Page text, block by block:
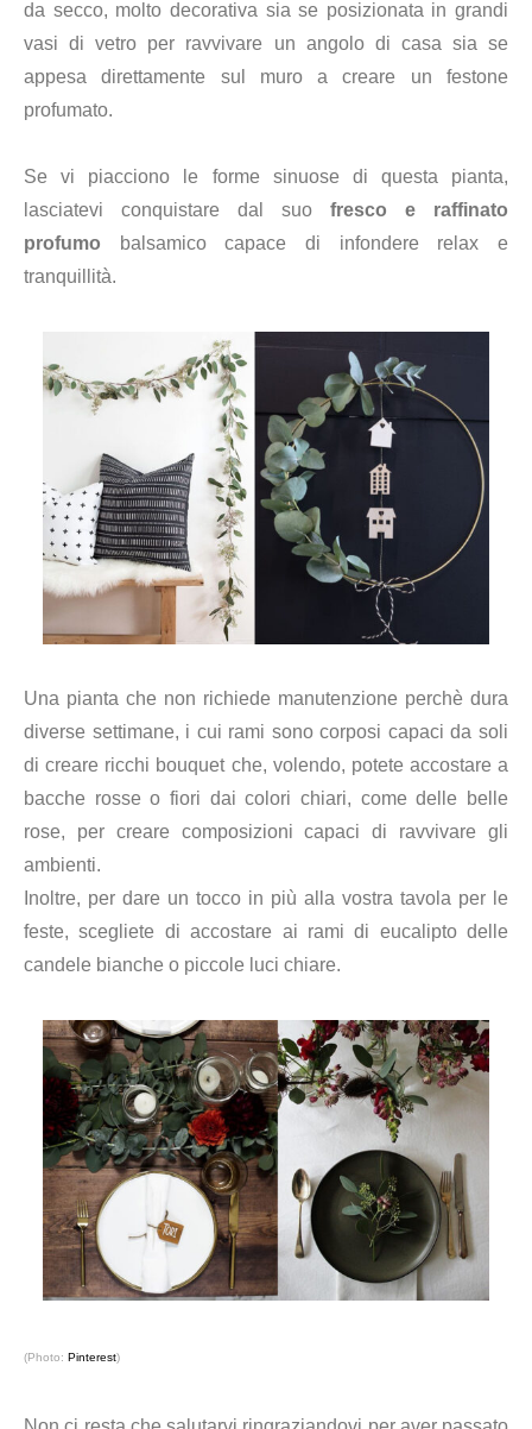
da secco, molto decorativa sia se posizionata in grandi
vasi di vetro per ravvivare un angolo di casa sia se
appesa direttamente sul muro a creare un festone
profumato.
Se vi piacciono le forme sinuose di questa pianta,
lasciatevi conquistare dal suo fresco e raffinato
profumo balsamico capace di infondere relax e
tranquillità.
Una pianta che non richiede manutenzione perchè dura
diverse settimane, i cui rami sono corposi capaci da soli
di creare ricchi bouquet che, volendo, potete accostare a
bacche rosse o fiori dai colori chiari, come delle belle
rose, per creare composizioni capaci di ravvivare gli
ambienti.
Inoltre, per dare un tocco in più alla vostra tavola per le
feste, scegliete di accostare ai rami di eucalipto delle
candele bianche o piccole luci chiare.
(Photo: Pinterest)